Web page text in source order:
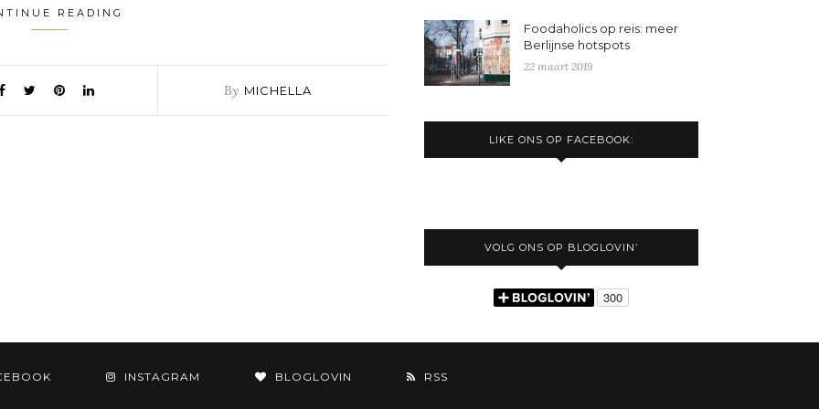
READING
By MICHELLA
Foodaholics op reis: meer
Berlijnse hotspots
22 maart 2019
LIKE ONS OP FACEBOOK:
VOLG ONS OP BLOGLOVIN’
INSTAGRAM BLOGLOVIN RSS